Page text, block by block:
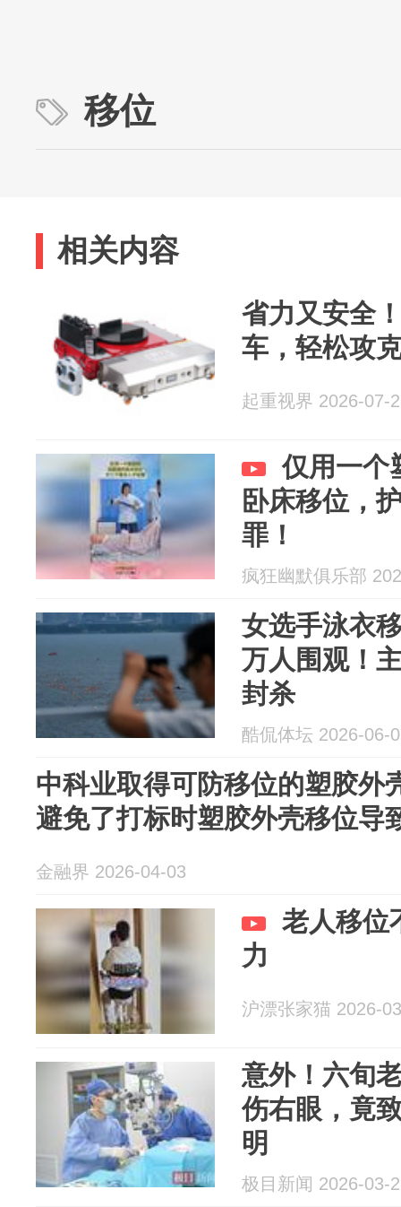
移位
相关内容
省力又安全
车，轻松攻
起重视界 2026-07-
仅用一个
卧床移位，
罪！
疯狂幽默俱乐部
女选手泳衣
万人围观！
封杀
酷侃体坛 2026-06-
中科业取得可防移位的塑胶外
避免了打标时塑胶外壳移位导
金融界 2026-04-03
老人移位
力
沪漂张家猫 2026-
意外！六旬
伤右眼，竟
明
极目新闻 2026-03-